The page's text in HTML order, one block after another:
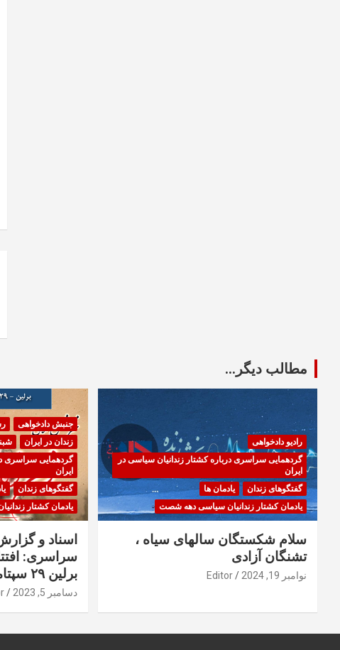
مطالب دیگر...
رادیو دادخواهی
گردهمایی سراسری درباره کشتار زندانیان سیاسی در
ایران
گفتگوهای زندان
یادمان ها
یادمان کشتار زندانیان سیاسی دهه شصت
سلام شکستگان سالهای سیاه ،
تشنگان آزادی
نوامبر 19, 2024 Editor
جنبش دادخواهی
زندان در ایران
گردهمایی سراسری
ایران
گفتگوهای زندان
یادمان کشتار
اسناد و
سراسری:
برلین ۲۹ سپتامبر ۲۰۲۳
دسامبر 5, 2023